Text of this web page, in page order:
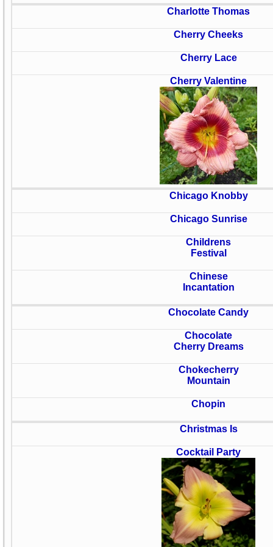
Charlotte Thomas
Cherry Cheeks
Cherry Lace
Cherry Valentine
Chicago Knobby
Chicago Sunrise
Childrens
Festival
Chinese
Incantation
Chocolate Candy
Chocolate
Cherry Dreams
Chokecherry
Mountain
Chopin
Christmas Is
Cocktail Party